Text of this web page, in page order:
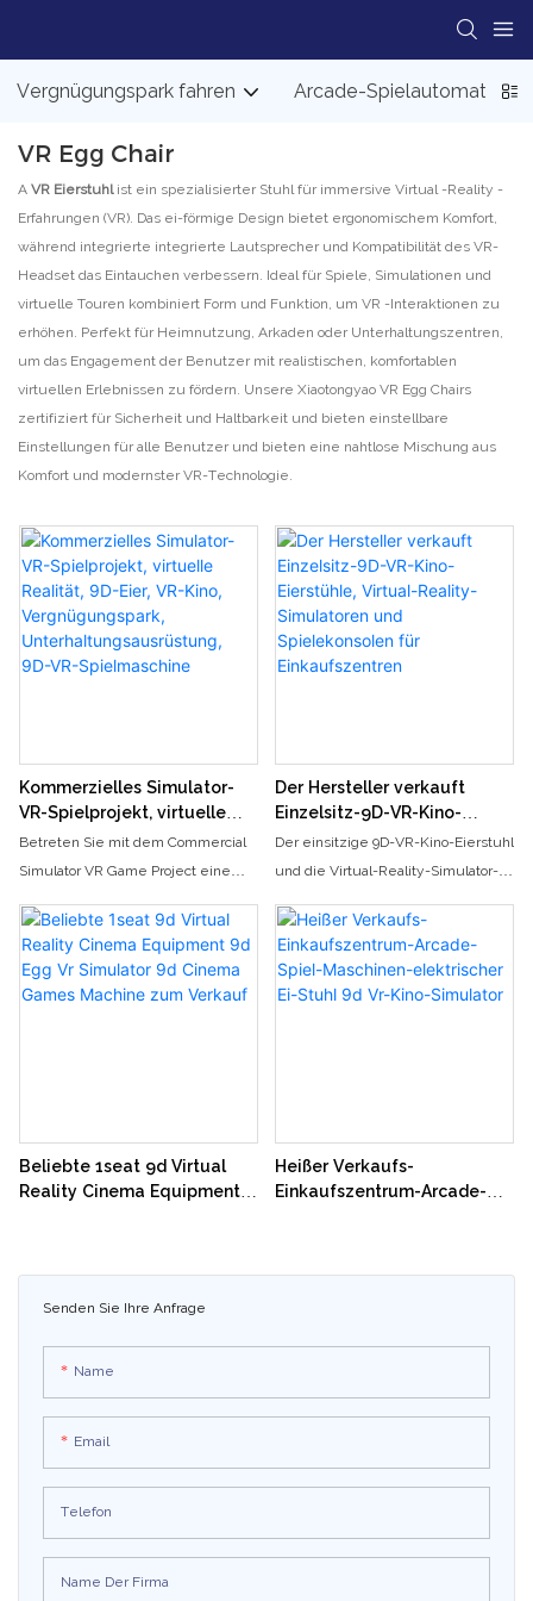
Vergnügungspark fahren Arcade-Spielautomat
VR Egg Chair
A VR Eierstuhl ist ein spezialisierter Stuhl für immersive Virtual -Reality -
Erfahrungen (VR). Das ei-förmige Design bietet ergonomischem Komfort,
während integrierte integrierte Lautsprecher und Kompatibilität des VR-
Headset das Eintauchen verbessern. Ideal für Spiele, Simulationen und
virtuelle Touren kombiniert Form und Funktion, um VR -Interaktionen zu
erhöhen. Perfekt für Heimnutzung, Arkaden oder Unterhaltungszentren,
um das Engagement der Benutzer mit realistischen, komfortablen
virtuellen Erlebnissen zu fördern. Unsere Xiaotongyao VR Egg Chairs
zertifiziert für Sicherheit und Haltbarkeit und bieten einstellbare
Einstellungen für alle Benutzer und bieten eine nahtlose Mischung aus
Komfort und modernster VR-Technologie.
Senden Sie Ihre Anfrage
Name
Email
Telefon
Name Der Firma
Kommerzielles Simulator-
VR-Spielprojekt, virtuelle
Realität, 9D-Eier, VR-Kino,
Vergnügungspark,
9D-VR-Spielmaschine
Betreten Sie mit dem Commercial
Simulator VR Game Project eine
9D-VR-Spielmaschine bietet ein
immersives Erlebnis, perfekt für
Vergnügungsparks und
Der Hersteller verkauft
Einzelsitz-9D-VR-Kino-
Eierstühle, Virtual-Reality-
Simulatoren und
Einkaufszentren
Der einsitzige 9D-VR-Kino-Eierstuhl
und die Virtual-Reality-Simulator-
beeindruckendes und
aufregendes
Unterhaltungserlebnis. Mit
Beliebte 1seat 9d Virtual
Reality Cinema Equipment
Heißer Verkaufs-
Einkaufszentrum-Arcade-